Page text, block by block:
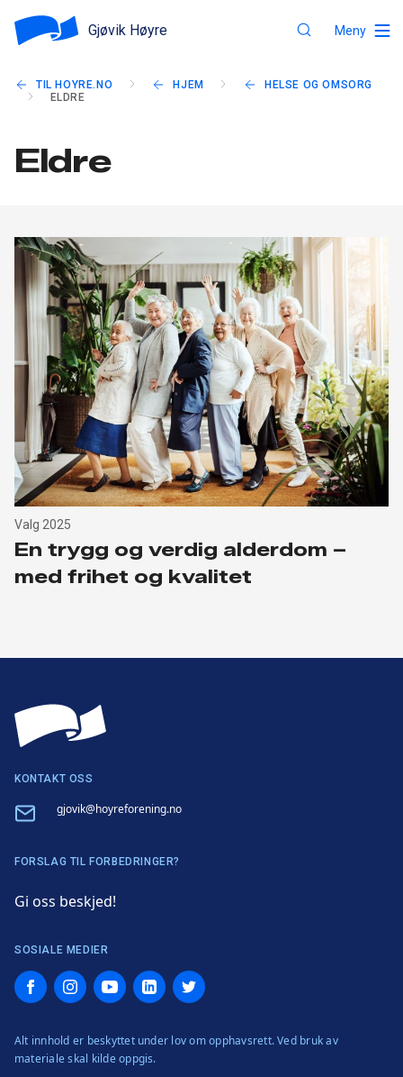
Gjøvik Høyre Meny
TIL HOYRE.NO HJEM
HELSE OG OMSORG
ELDRE
Eldre
Valg 2025
En trygg og verdig alderdom –
med frihet og kvalitet
KONTAKT OSS
Email gjovik@hoyreforening.no
FORSLAG TIL FORBEDRINGER?
Gi oss beskjed!
SOSIALE MEDIER
FacebookInstagramYouTubeLinkedInTwitter
Alt innhold er beskyttet under lov om opphavsrett. Ved bruk av
materiale skal kilde oppgis.